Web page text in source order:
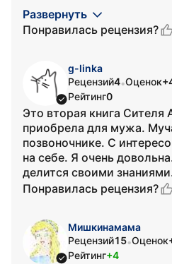
Развернуть
Понравилась рецензия?
g-linka
Рецензий4•Оценок
Рейтинг0
Это вторая книга Сителя
приобрела для мужа.
позвоночнике. С
на себе. Я очень
делится своими
Понравилась рецензия?
Мишкинамама
Рецензий15•Оценок
Рейтинг+4